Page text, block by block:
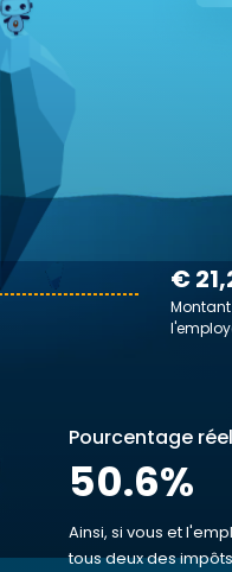
€
Pourcentage réel
50.6%
Ainsi, si vous et
tous deux des